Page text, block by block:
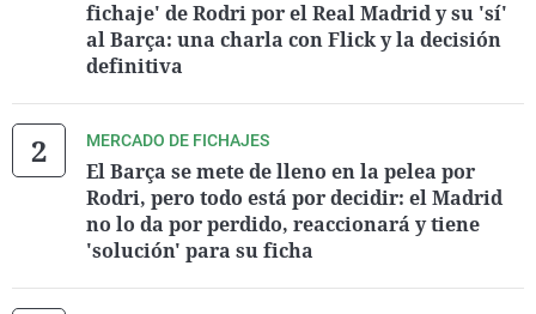
fichaje' de Rodri por el Real Madrid y su 'sí'
al Barça: una charla con Flick y la decisión
definitiva
MERCADO DE FICHAJES
El Barça se mete de lleno en la pelea por
Rodri, pero todo está por decidir: el Madrid
no lo da por perdido, reaccionará y tiene
'solución' para su ficha